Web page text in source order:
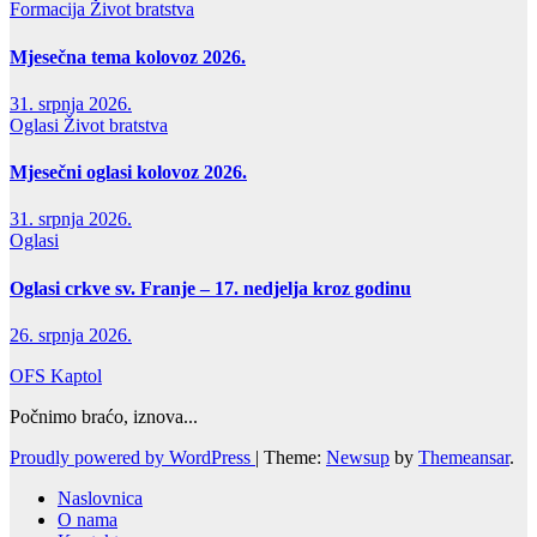
Formacija Život bratstva
Mjesečna tema kolovoz 2026.
31. srpnja 2026.
Oglasi Život bratstva
Mjesečni oglasi kolovoz 2026.
31. srpnja 2026.
Oglasi
Oglasi crkve sv. Franje – 17. nedjelja kroz godinu
26. srpnja 2026.
OFS Kaptol
Počnimo braćo, iznova...
Proudly powered by WordPress | Theme: Newsup by Themeansar.
Naslovnica
O nama